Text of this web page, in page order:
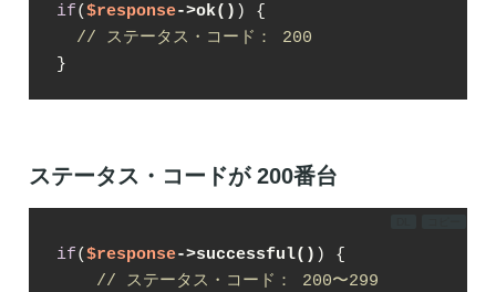
if($response->ok() ) {
// ステータス・コード： 200
}
ステータス・コードが 200番台
if($response->successful() ) {
// ステータス・コード： 200〜299